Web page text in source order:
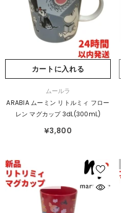
カートに入れる
売
元：
ムールラ
ARABIA ムーミン リトルミィ フロー
レン マグカップ 3dL(300mL)
¥3,800